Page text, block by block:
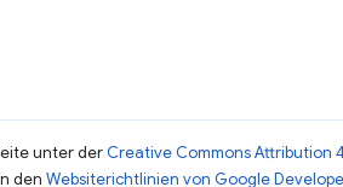
unter der Creative Commons Attribution
den Websiterichtlinien von Google